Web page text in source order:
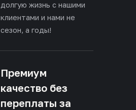
долгую жизнь с нашими
клиентами и нами не
сезон, а годы!
Премиум
качество без
переплаты за